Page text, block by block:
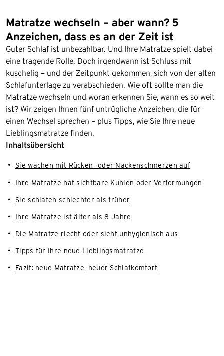
Matratze wechseln – aber wann? 5
Anzeichen, dass es an der Zeit ist
Guter Schlaf ist unbezahlbar. Und Ihre Matratze spielt dabei
eine tragende Rolle. Doch irgendwann ist Schluss mit
kuschelig – und der Zeitpunkt gekommen, sich von der alten
Schlafunterlage zu verabschieden. Wie oft sollte man die
Matratze wechseln und woran erkennen Sie, wann es so weit
ist? Wir zeigen Ihnen fünf untrügliche Anzeichen, die für
einen Wechsel sprechen – plus Tipps, wie Sie Ihre neue
Lieblingsmatratze finden.
Inhaltsübersicht
Sie wachen mit Rücken- oder Nackenschmerzen auf
Ihre Matratze hat sichtbare Kuhlen oder Verformungen
Sie schlafen schlechter als früher
Ihre Matratze ist älter als 8 Jahre
Die Matratze riecht oder sieht unhygienisch aus
Tipps für Ihre neue Lieblingsmatratze
Fazit: neue Matratze, neuer Schlafkomfort